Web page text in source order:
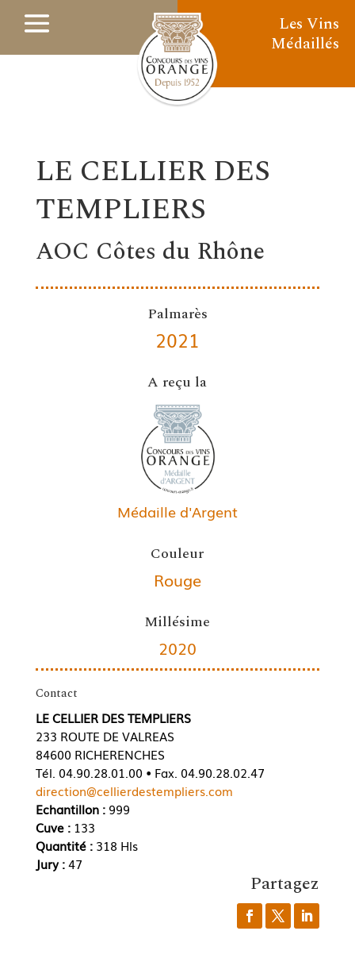
Les Vins
Médaillés
LE CELLIER DES
TEMPLIERS
AOC Côtes du Rhône
Palmarès
2021
A reçu la
Médaille d'Argent
Couleur
Rouge
Millésime
2020
Contact
LE CELLIER DES TEMPLIERS
233 ROUTE DE VALREAS
84600 RICHERENCHES
Tél. 04.90.28.01.00 • Fax. 04.90.28.02.47
direction@cellierdestempliers.com
Echantillon :999
Cuve : 133
Quantité : 318 Hls
Jury :47
Partagez